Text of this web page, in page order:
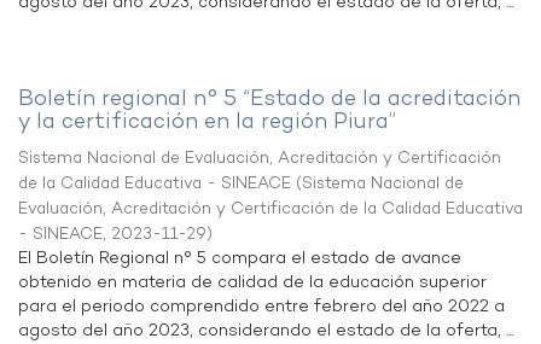
Boletín regional n° 5 “Estado de la acreditación
y la certificación en la región Piura”
Sistema Nacional de Evaluación, Acreditación y Certificación
de la Calidad Educativa - SINEACE (Sistema Nacional de
Evaluación, Acreditación y Certificación de la Calidad Educativa
- SINEACE, 2023-11-29)
El Boletín Regional n° 5 compara el estado de avance
obtenido en materia de calidad de la educación superior
para el periodo comprendido entre febrero del año 2022 a
agosto del año 2023, considerando el estado de la oferta, ...